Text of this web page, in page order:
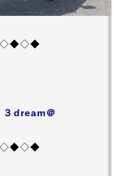
dream＠